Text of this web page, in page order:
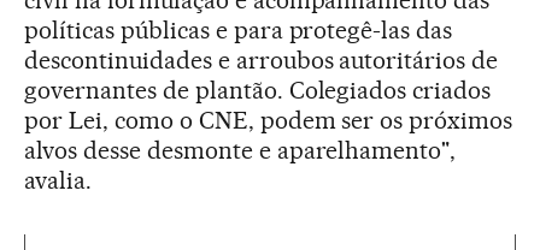
políticas públicas e para protegê-las das
descontinuidades e arroubos autoritários de
governantes de plantão. Colegiados criados
por Lei, como o CNE, podem ser os próximos
alvos desse desmonte e aparelhamento",
avalia.